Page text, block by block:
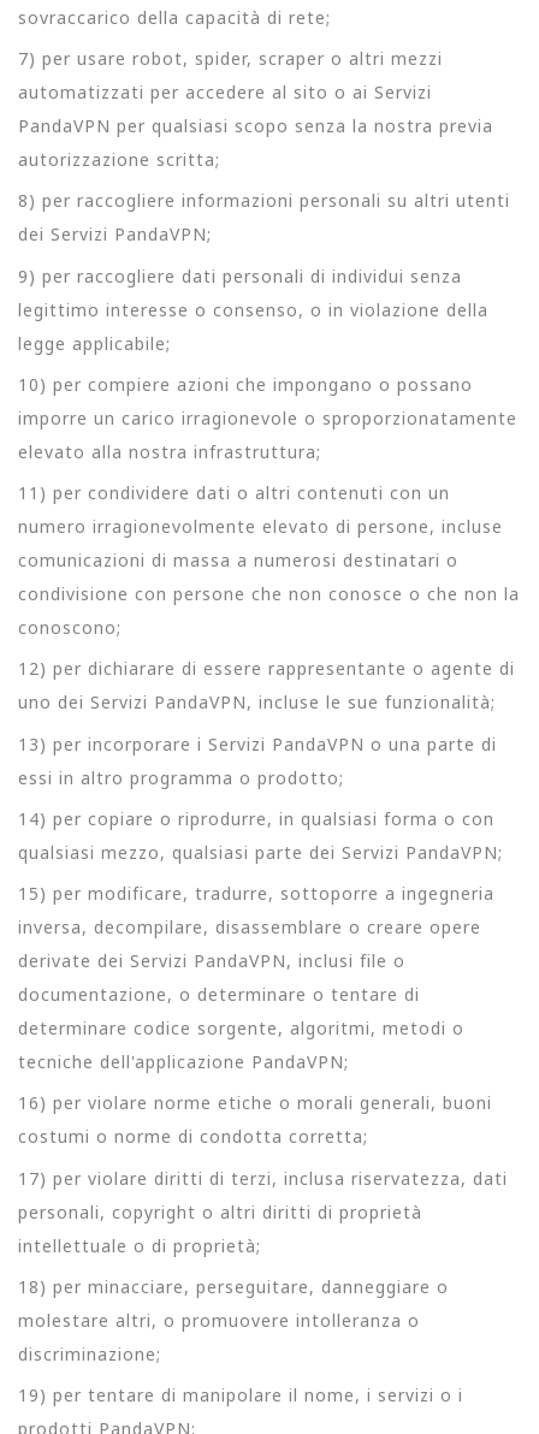
sovraccarico della capacità di rete;
7) per usare robot, spider, scraper o altri mezzi
automatizzati per accedere al sito o ai Servizi
PandaVPN per qualsiasi scopo senza la nostra previa
autorizzazione scritta;
8) per raccogliere informazioni personali su altri utenti
dei Servizi PandaVPN;
9) per raccogliere dati personali di individui senza
legittimo interesse o consenso, o in violazione della
legge applicabile;
10) per compiere azioni che impongano o possano
imporre un carico irragionevole o sproporzionatamente
elevato alla nostra infrastruttura;
11) per condividere dati o altri contenuti con un
numero irragionevolmente elevato di persone, incluse
comunicazioni di massa a numerosi destinatari o
condivisione con persone che non conosce o che non la
conoscono;
12) per dichiarare di essere rappresentante o agente di
uno dei Servizi PandaVPN, incluse le sue funzionalità;
13) per incorporare i Servizi PandaVPN o una parte di
essi in altro programma o prodotto;
14) per copiare o riprodurre, in qualsiasi forma o con
qualsiasi mezzo, qualsiasi parte dei Servizi PandaVPN;
15) per modificare, tradurre, sottoporre a ingegneria
inversa, decompilare, disassemblare o creare opere
derivate dei Servizi PandaVPN, inclusi file o
documentazione, o determinare o tentare di
determinare codice sorgente, algoritmi, metodi o
tecniche dell'applicazione PandaVPN;
16) per violare norme etiche o morali generali, buoni
costumi o norme di condotta corretta;
17) per violare diritti di terzi, inclusa riservatezza, dati
personali, copyright o altri diritti di proprietà
intellettuale o di proprietà;
18) per minacciare, perseguitare, danneggiare o
molestare altri, o promuovere intolleranza o
discriminazione;
19) per tentare di manipolare il nome, i servizi o i
prodotti PandaVPN;